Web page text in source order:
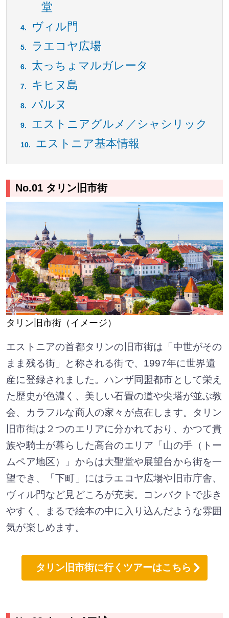
堂
ヴィル門
ラエコヤ広場
太っちょマルガレータ
キヒヌ島
パルヌ
エストニアグルメ／シャシリック
エストニア基本情報
No.01 タリン旧市街
タリン旧市街（イメージ）
エストニアの首都タリンの旧市街は「中世がその
まま残る街」と称される街で、1997年に世界遺
産に登録されました。ハンザ同盟都市として栄え
た歴史が色濃く、美しい石畳の道や尖塔が並ぶ教
会、カラフルな商人の家々が点在します。タリン
旧市街は２つのエリアに分かれており、かつて貴
族や騎士が暮らした高台のエリア「山の手（トー
ムペア地区）」からは大聖堂や展望台から街を一
望でき、「下町」にはラエコヤ広場や旧市庁舎、
ヴィル門など見どころが充実。コンパクトで歩き
やすく、まるで絵本の中に入り込んだような雰囲
気が楽しめます。
タリン旧市街に行くツアーはこちら